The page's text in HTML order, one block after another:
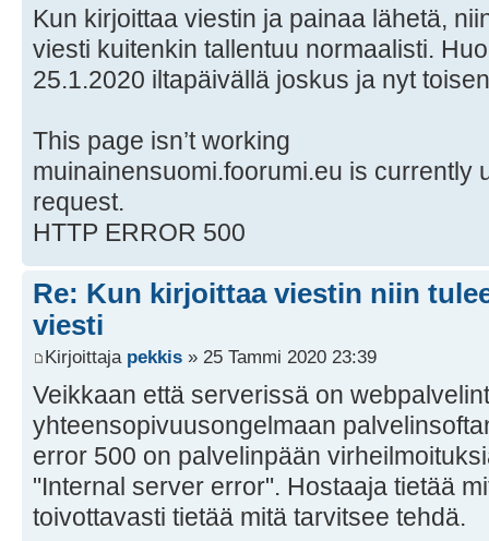
Kun kirjoittaa viestin ja painaa lähetä,
viesti kuitenkin tallentuu normaalisti.
25.1.2020 iltapäivällä joskus ja nyt
This page isn’t working
muinainensuomi.foorumi.eu is currently
request.
HTTP ERROR 500
Re: Kun kirjoittaa viestin niin
viesti
Kirjoittaja pekkis » 25 Tammi 2020 23:39
Veikkaan että serverissä on
yhteensopivuusongelmaan
error 500 on palvelinpään
"Internal server error". Hostaaja tietää
toivottavasti tietää mitä tarvitsee tehdä.